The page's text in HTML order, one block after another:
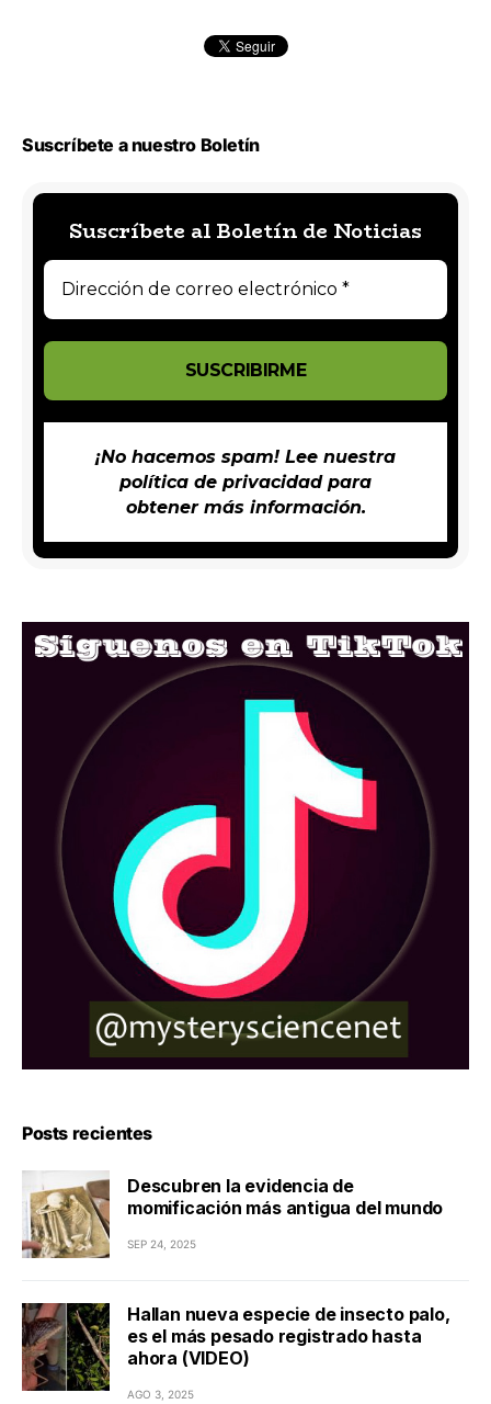
Suscríbete a nuestro Boletín
Suscríbete al Boletín de Noticias
¡No hacemos spam! Lee nuestra
política de privacidadpara
obtener más información.
Posts recientes
Descubren la evidencia de
momificación más antigua del mundo
SEP 24, 2025
Hallan nueva especie de insecto palo,
es el más pesado registrado hasta
ahora (VIDEO)
AGO 3, 2025